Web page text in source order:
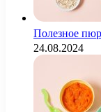
Полезное
24.08.2024